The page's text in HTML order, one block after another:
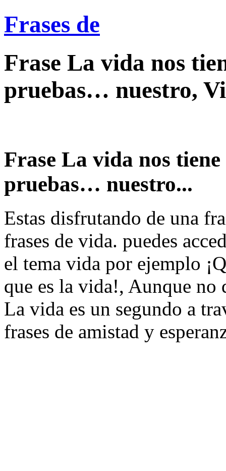
Frases de
Frase La vida nos
pruebas… nuestro,
Frase La vida nos
pruebas… nuestro...
Estas disfrutando de una
frases de vida. puedes
el tema vida por ejemplo
que es la vida!, Aunque no
La vida es un segundo a
frases de amistad y